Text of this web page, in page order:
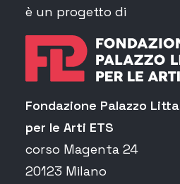
è un progetto di
Fondazione Palazzo Litta
per le Arti ETS
corso Magenta 24
20123 Milano